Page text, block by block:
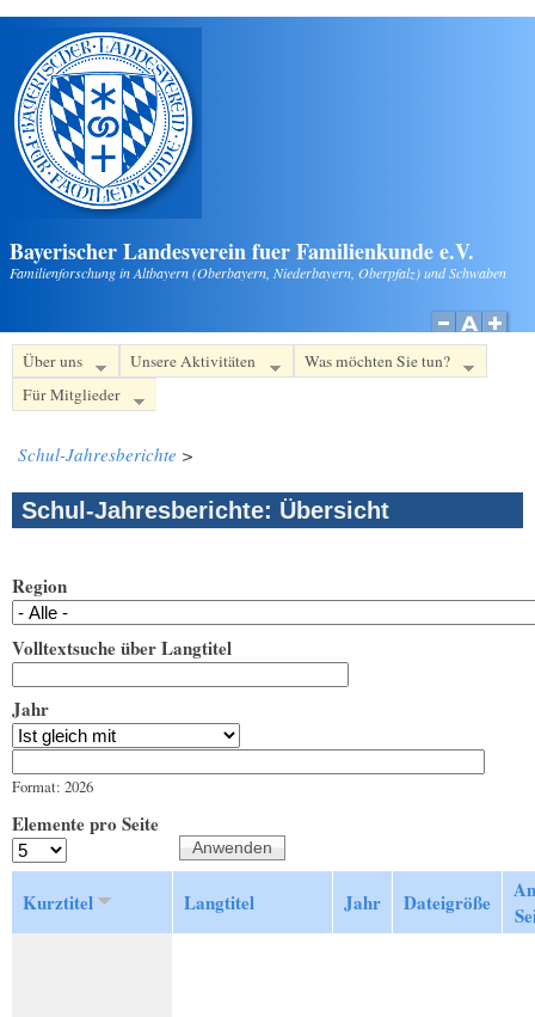
Direkt zum Inhalt
Bayerischer Landesverein fuer Familienkunde e.V.
Familienforschung in Altbayern (Oberbayern, Niederbayern, Oberpfalz) und Schwaben
Über uns Unsere Aktivitäten
Was möchten Sie tun?
Für Mitglieder
Schul-Jahresberichte >
Schul-Jahresberichte: Übersicht
Region
Volltextsuche über Langtitel
Jahr
Format: 2026
Elemente pro Seite
Kurztitel Langtitel Jahr Dateigröße